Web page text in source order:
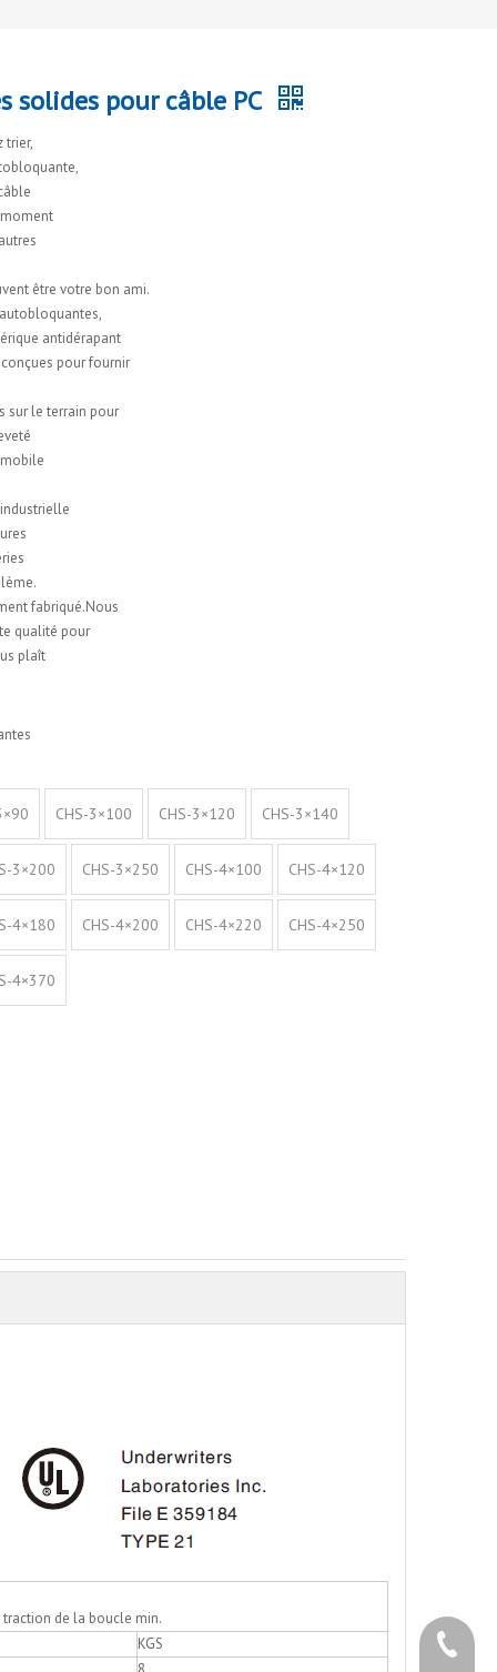
solides pour câble PC
trier,
être votre bon ami.
antidérapant
pour fournir
sur le terrain pour
fabriqué.Nous
qualité pour
plaît
CHS-3×100 CHS-3×120 CHS-3×140
3×200 CHS-3×250 CHS-4×100 CHS-4×120
4×180 CHS-4×200 CHS-4×220 CHS-4×250
4×370
traction de la boucle min.
KGS
+86 -